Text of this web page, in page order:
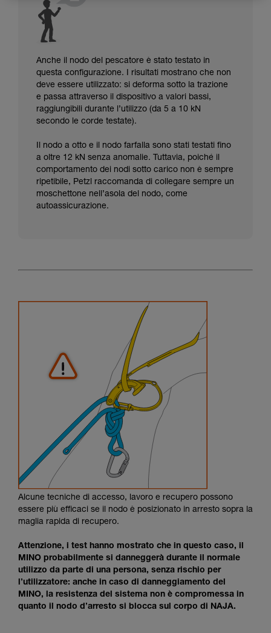
Anche il nodo del pescatore è stato testato in
questa configurazione. I risultati mostrano che non
deve essere utilizzato: si deforma sotto la trazione
e passa attraverso il dispositivo a valori bassi,
raggiungibili durante l’utilizzo (da 5 a 10 kN
secondo le corde testate).
Il nodo a otto e il nodo farfalla sono stati testati fino
a oltre 12 kN senza anomalie. Tuttavia, poiché il
comportamento dei nodi sotto carico non è sempre
ripetibile, Petzl raccomanda di collegare sempre un
moschettone nell’asola del nodo, come
autoassicurazione.
Alcune tecniche di accesso, lavoro e recupero possono
essere più efficaci se il nodo è posizionato in arresto sopra la
maglia rapida di recupero.
Attenzione, i test hanno mostrato che in questo caso, il
MINO probabilmente si danneggerà durante il normale
utilizzo da parte di una persona, senza rischio per
l’utilizzatore: anche in caso di danneggiamento del
MINO, la resistenza del sistema non è compromessa in
quanto il nodo d’arresto si blocca sul corpo di NAJA.